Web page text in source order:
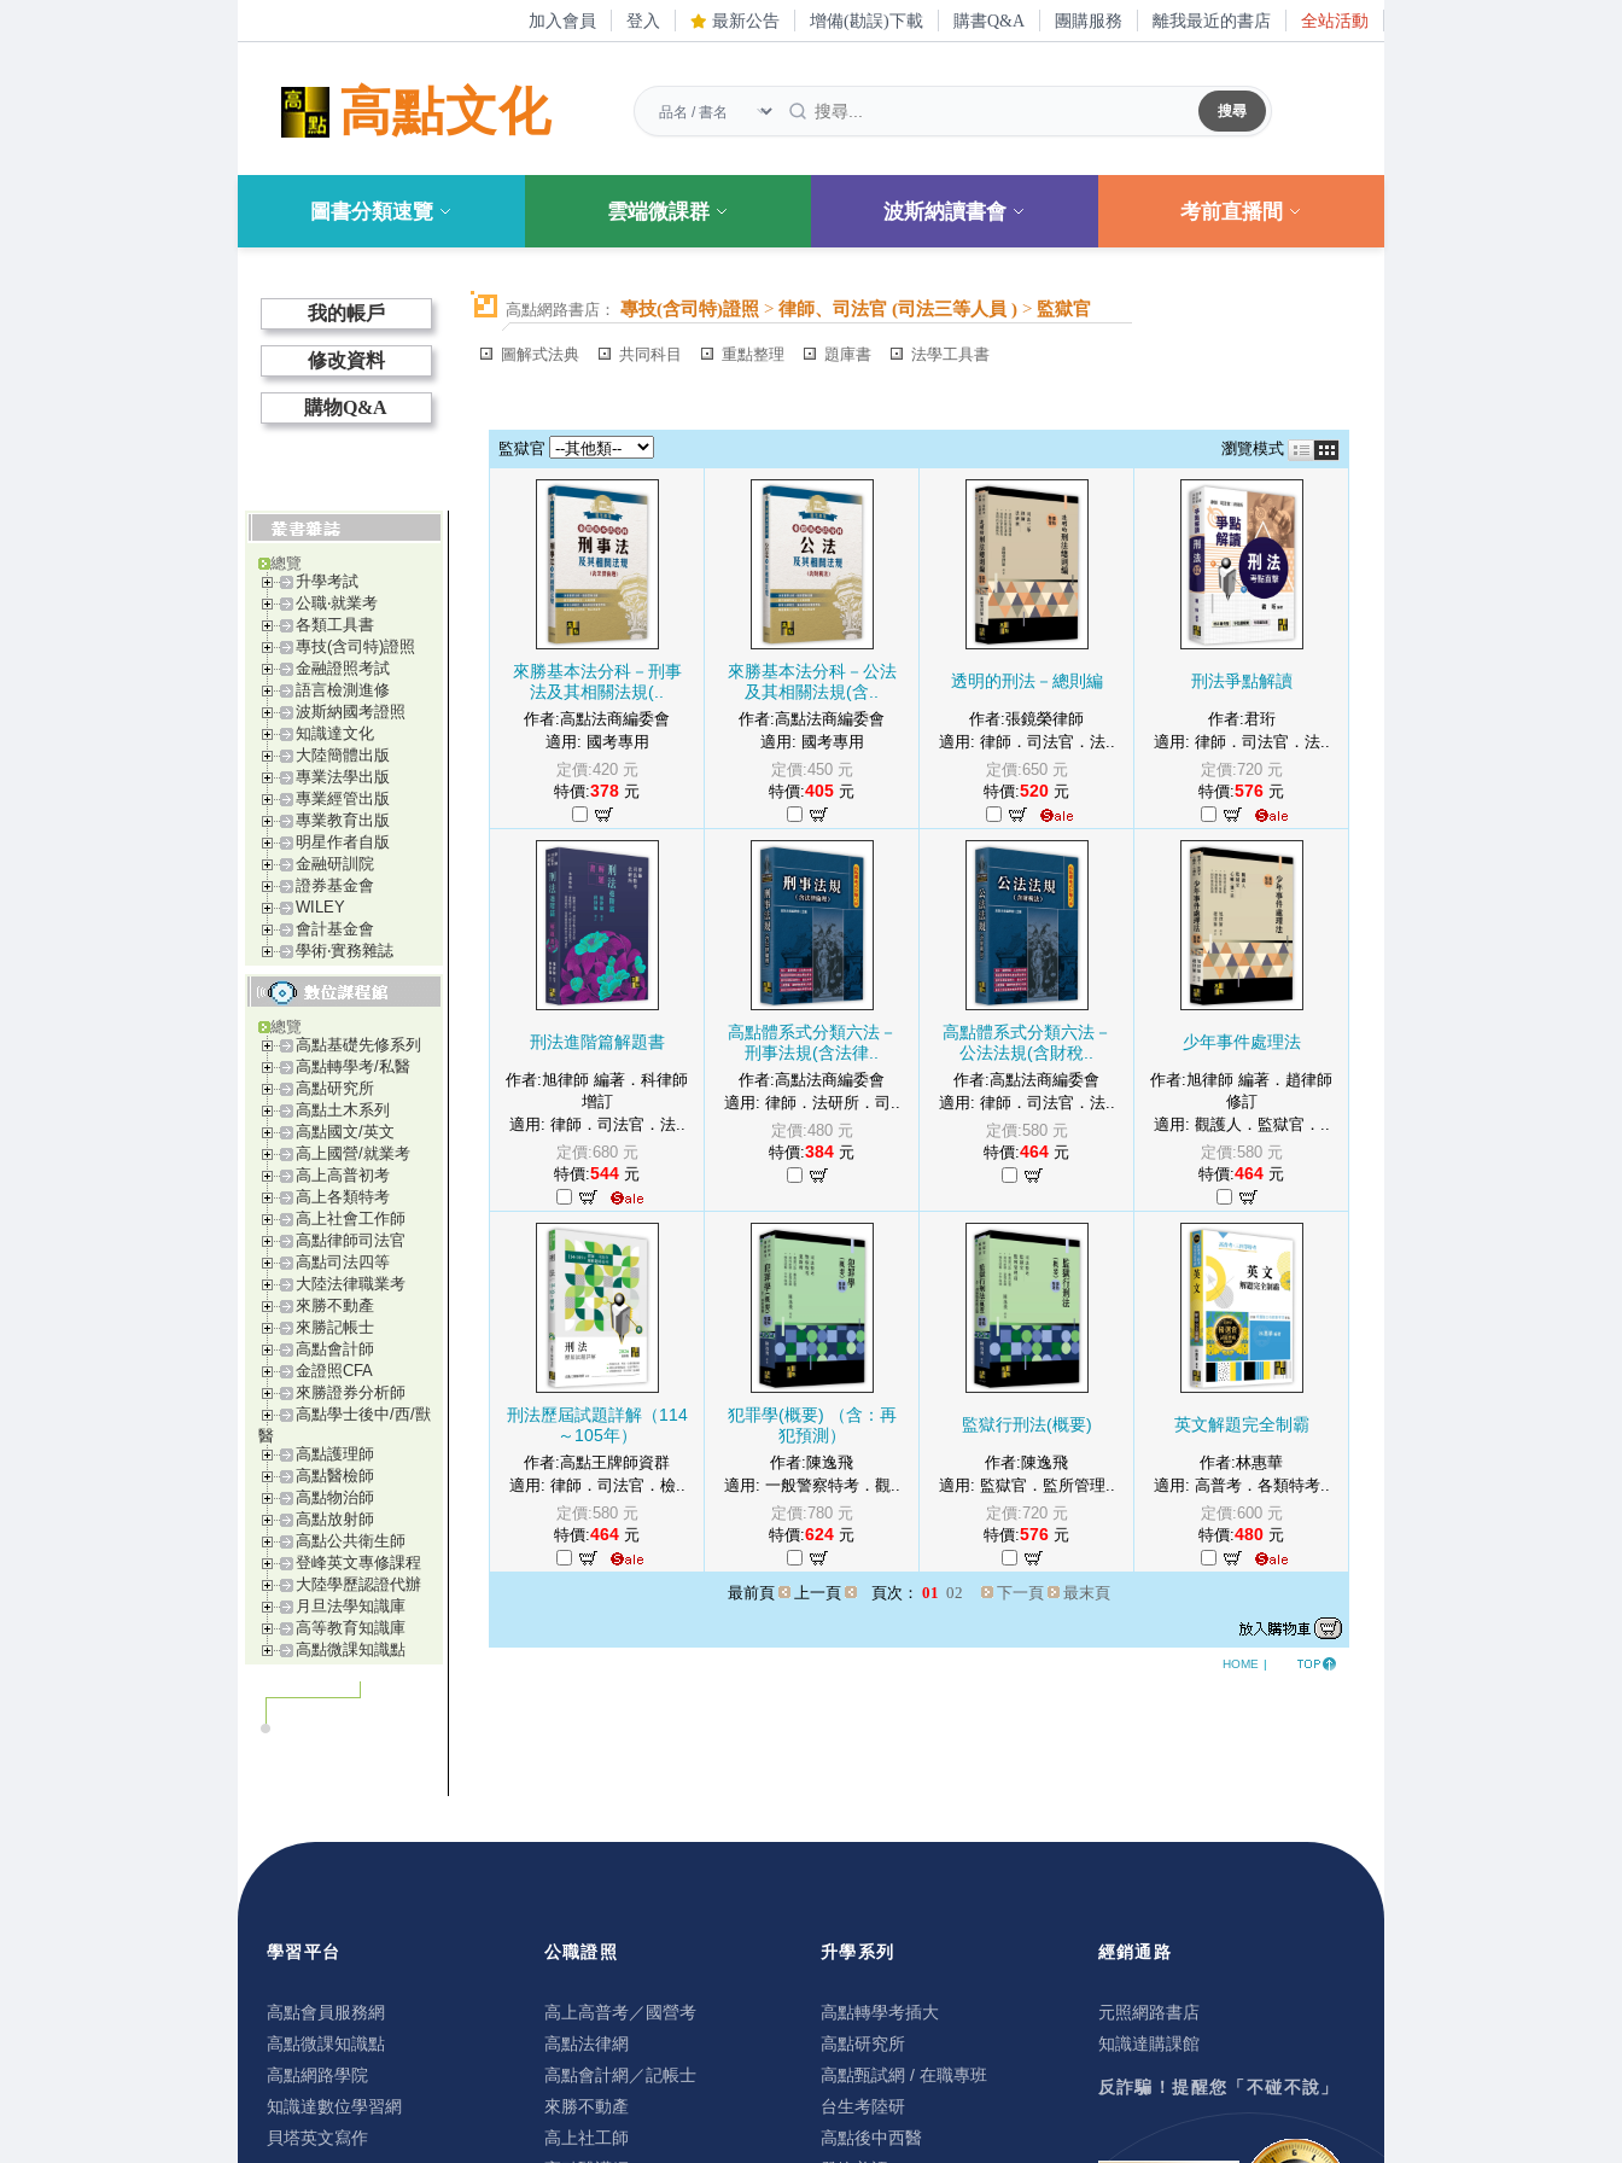
加入會員 登入 最新公告 增備(勘誤)下載 購書Q&A 團購服務 離我最近的書店 全站活動
高點文化
圖書分類速覽 雲端微課群 波斯納讀書會 考前直播間
我的帳戶
修改資料
購物Q&A
總覽
升學考試
公職‧就業考
各類工具書
專技(含司特)證照
金融證照考試
語言檢測進修
波斯納國考證照
知識達文化
大陸簡體出版
專業法學出版
專業經管出版
專業教育出版
明星作者自版
金融研訓院
證券基金會
WILEY
會計基金會
學術‧實務雜誌
總覽
高點基礎先修系列
高點轉學考/私醫
高點研究所
高點土木系列
高點國文/英文
高上國營/就業考
高上高普初考
高上各類特考
高上社會工作師
高點律師司法官
高點司法四等
大陸法律職業考
來勝不動產
來勝記帳士
高點會計師
金證照CFA
來勝證券分析師
高點學士後中/西/獸
醫
高點護理師
高點醫檢師
高點物治師
高點放射師
高點公共衛生師
登峰英文專修課程
大陸學歷認證代辦
月旦法學知識庫
高等教育知識庫
高點微課知識點
高點網路書店： 專技(含司特)證照 > 律師、司法官 (司法三等人員 ) > 監獄官
圖解式法典 共同科目 重點整理 題庫書 法學工具書
監獄官 瀏覽模式
來勝基本法分科－刑事
法及其相關法規(..
作者:高點法商編委會
適用: 國考專用
定價:420 元
特價:378 元
來勝基本法分科－公法
及其相關法規(含..
作者:高點法商編委會
適用: 國考專用
定價:450 元
特價:405 元
透明的刑法－總則編
作者:張鏡榮律師
適用: 律師．司法官．法..
定價:650 元
特價:520 元
刑法爭點解讀
作者:君珩
適用: 律師．司法官．法..
定價:720 元
特價:576 元
刑法進階篇解題書
作者:旭律師 編著．科律師
增訂
適用: 律師．司法官．法..
定價:680 元
特價:544 元
高點體系式分類六法－
刑事法規(含法律..
作者:高點法商編委會
適用: 律師．法研所．司..
定價:480 元
特價:384 元
高點體系式分類六法－
公法法規(含財稅..
作者:高點法商編委會
適用: 律師．司法官．法..
定價:580 元
特價:464 元
少年事件處理法
作者:旭律師 編著．趙律師
修訂
適用: 觀護人．監獄官．..
定價:580 元
特價:464 元
刑法歷屆試題詳解（114
～105年）
作者:高點王牌師資群
適用: 律師．司法官．檢..
定價:580 元
特價:464 元
犯罪學(概要) （含：再
犯預測）
作者:陳逸飛
適用: 一般警察特考．觀..
定價:780 元
特價:624 元
監獄行刑法(概要)
作者:陳逸飛
適用: 監獄官．監所管理..
定價:720 元
特價:576 元
英文解題完全制霸
作者:林惠華
適用: 高普考．各類特考..
定價:600 元
特價:480 元
最前頁 上一頁 頁次： 01 02 下一頁 最末頁
HOME |
學習平台
高點會員服務網
高點微課知識點
高點網路學院
知識達數位學習網
貝塔英文寫作
公職證照
高上高普考／國營考
高點法律網
高點會計網／記帳士
來勝不動產
高上社工師
升學系列
高點轉學考插大
高點研究所
高點甄試網 / 在職專班
台生考陸研
高點後中西醫
經銷通路
元照網路書店
知識達購課館
反詐騙！提醒您「不碰不說」